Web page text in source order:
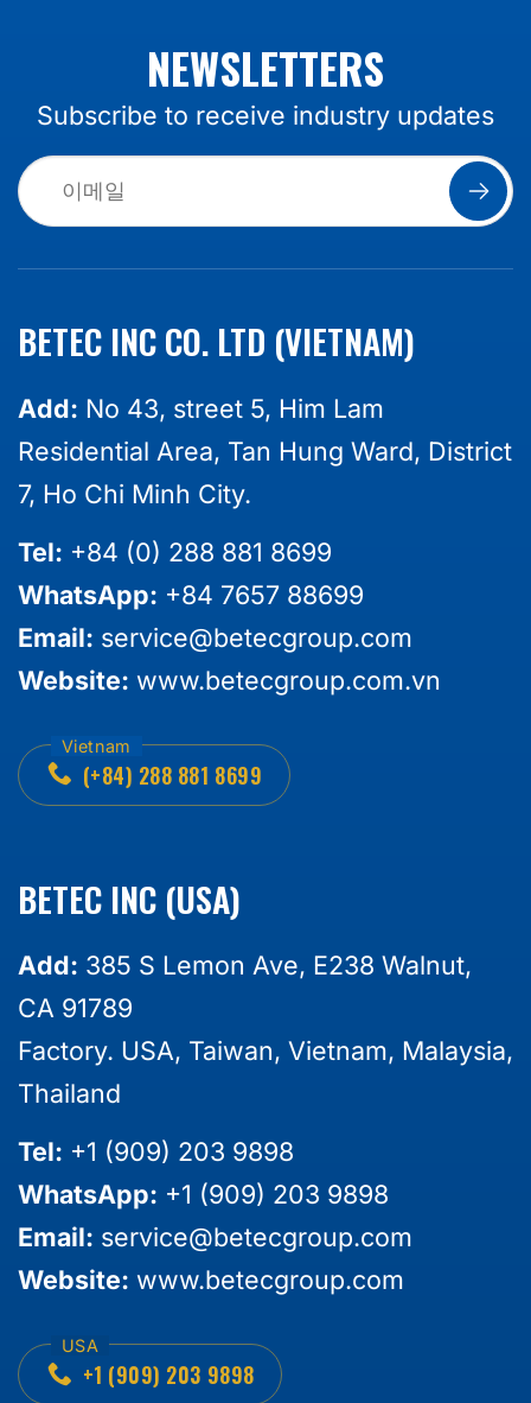
NEWSLETTERS
Subscribe to receive industry updates
BETEC INC CO. LTD (VIETNAM)
Add: No 43, street 5, Him Lam
Residential Area, Tan Hung Ward, District
7, Ho Chi Minh City.
Tel: +84 (0) 288 881 8699
WhatsApp: +84 7657 88699
Email: service@betecgroup.com
Website: www.betecgroup.com.vn
(+84) 288 881 8699
BETEC INC (USA)
Add: 385 S Lemon Ave, E238 Walnut,
CA 91789
Factory. USA, Taiwan, Vietnam, Malaysia,
Thailand
Tel: +1 (909) 203 9898
WhatsApp: +1 (909) 203 9898
Email: service@betecgroup.com
Website: www.betecgroup.com
+1 (909) 203 9898